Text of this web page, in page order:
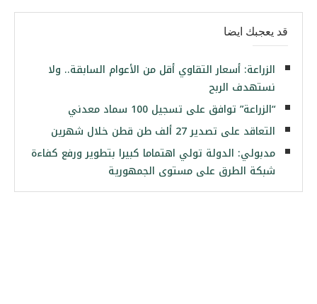
قد يعجبك ايضا
الزراعة: أسعار التقاوي أقل من الأعوام السابقة.. ولا
نستهدف الربح
“الزراعة” توافق على تسجيل 100 سماد معدني
التعاقد على تصدير 27 ألف طن قطن خلال شهرين
مدبولي: الدولة تولي اهتماما كبيرا بتطوير ورفع كفاءة
شبكة الطرق على مستوى الجمهورية